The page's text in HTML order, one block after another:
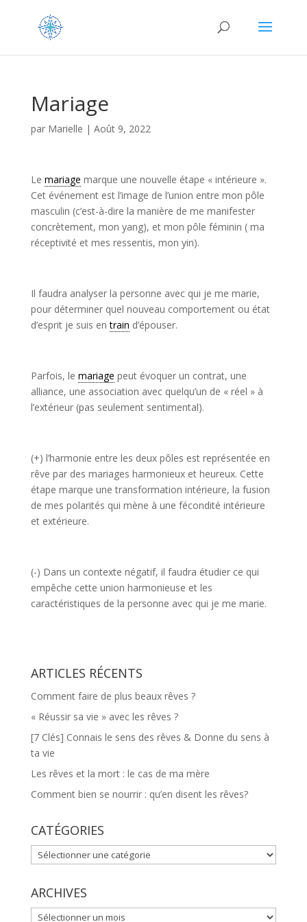
Mariage
par Marielle | Août 9, 2022
Le mariage marque une nouvelle étape « intérieure ».
Cet événement est l’image de l’union entre mon pôle
masculin (c’est-à-dire la manière de me manifester
concrètement, mon yang), et mon pôle féminin ( ma
réceptivité et mes ressentis, mon yin).
Il faudra analyser la personne avec qui je me marie,
pour déterminer quel nouveau comportement ou état
d’esprit je suis entrain d’épouser.
Parfois, le mariage peut évoquer un contrat, une
alliance, une association avec quelqu’un de « réel » à
l’extérieur (pas seulement sentimental).
(+) l’harmonie entre les deux pôles est représentée en
rêve par des mariages harmonieux et heureux. Cette
étape marque une transformation intérieure, la fusion
de mes polarités qui mène à une fécondité intérieure
et extérieure.
(-) Dans un contexte négatif, il faudra étudier ce qui
empêche cette union harmonieuse et les
caractéristiques de la personne avec qui je me marie.
ARTICLES RÉCENTS
Comment faire de plus beaux rêves ?
« Réussir sa vie » avec les rêves ?
[7 Clés] Connais le sens des rêves & Donne du sens à
ta vie
Les rêves et la mort : le cas de ma mère
Comment bien se nourrir : qu’en disent les rêves?
CATÉGORIES
CATÉGORIES
ARCHIVES
ARCHIVES